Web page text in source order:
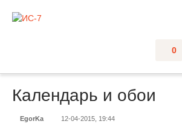
0
Календарь и обои
EgorKa 12-04-2015, 19:44